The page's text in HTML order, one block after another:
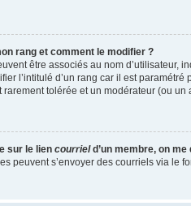
rang et comment le modifier ?
être associés au nom d’utilisateur,
l’intitulé d’un rang car il est
rarement tolérée et un modérateur (ou
sur le lien courrield’un membre, on
peuvent s’envoyer des courriels via le